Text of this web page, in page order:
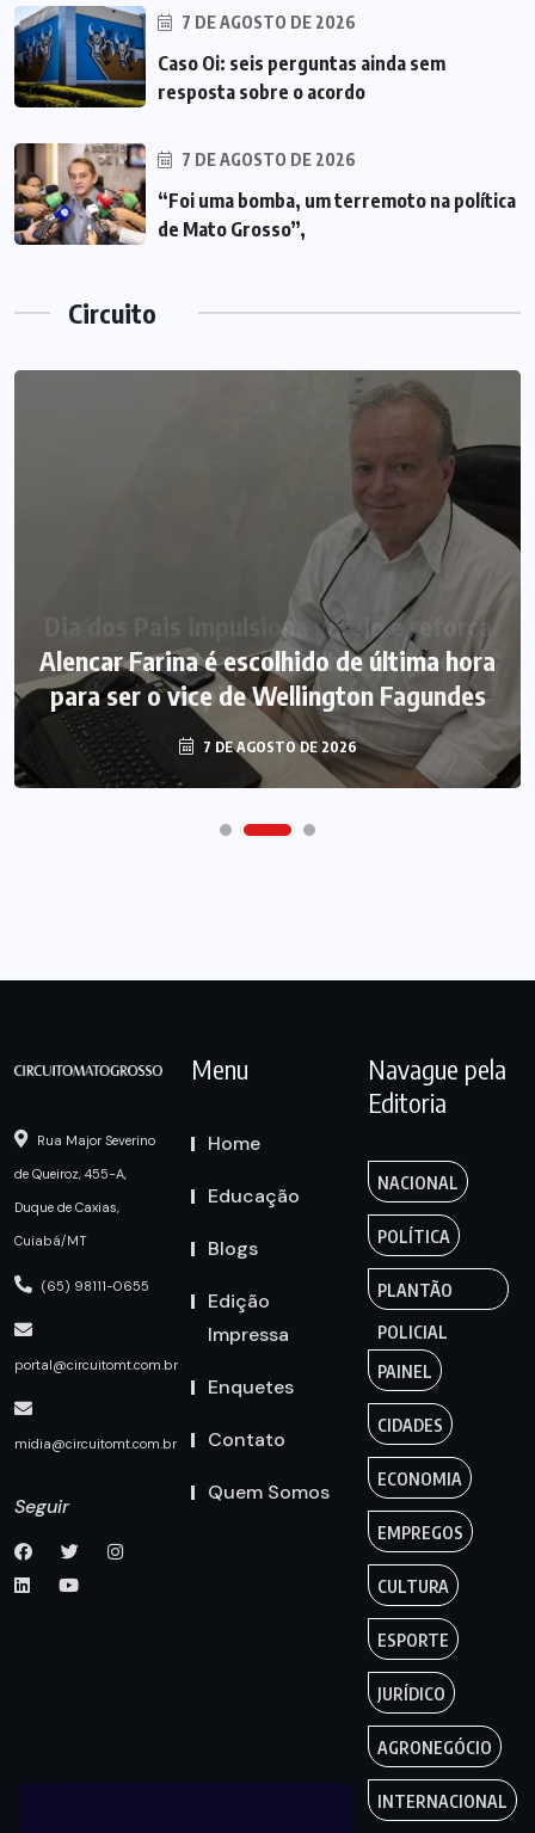
7 DE AGOSTO DE 2026
Caso Oi: seis perguntas ainda sem
resposta sobre o acordo
7 DE AGOSTO DE 2026
“Foi uma bomba, um terremoto na política
de Mato Grosso”,
Circuito
Alencar Farina é escolhido de última hora
para ser o vice de Wellington Fagundes
7 DE AGOSTO DE 2026
Rua Major Severino
de Queiroz, 455-A,
Duque de Caxias,
Cuiabá/MT
(65) 98111-0655
portal@circuitomt.com.br
midia@circuitomt.com.br
Seguir
Menu
Home
Educação
Blogs
Edição
Impressa
Enquetes
Contato
Quem Somos
Navague pela
Editoria
NACIONAL
POLÍTICA
PLANTÃO
POLICIAL
PAINEL
CIDADES
ECONOMIA
EMPREGOS
CULTURA
ESPORTE
JURÍDICO
AGRONEGÓCIO
INTERNACIONAL